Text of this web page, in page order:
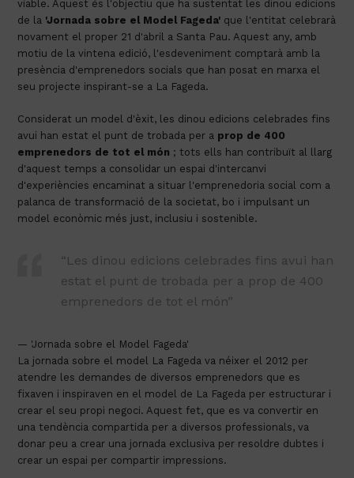
viable. Aquest és l'objectiu que ha sustentat les dinou edicions
de la 'Jornada sobre el Model Fageda' que l'entitat celebrarà
novament el proper 21 d'abril a Santa Pau. Aquest any, amb
motiu de la vintena edició, l'esdeveniment comptarà amb la
presència d'emprenedors socials que han posat en marxa el
seu projecte inspirant-se a La Fageda.
Considerat un model d'èxit, les dinou edicions celebrades fins
avui han estat el punt de trobada per a prop de 400
emprenedors de tot el món ; tots ells han contribuït al llarg
d'aquest temps a consolidar un espai d'intercanvi
d'experiències encaminat a situar l'emprenedoria social com a
palanca de transformació de la societat, bo i impulsant un
model econòmic més just, inclusiu i sostenible.
“Les dinou edicions celebrades fins avui han
estat el punt de trobada per a prop de 400
emprenedors de tot el món”
— 'Jornada sobre el Model Fageda'
La jornada sobre el model La Fageda va néixer el 2012 per
atendre les demandes de diversos emprenedors que es
fixaven i inspiraven en el model de La Fageda per estructurar i
crear el seu propi negoci. Aquest fet, que es va convertir en
una tendència compartida per a diversos professionals, va
donar peu a crear una jornada exclusiva per resoldre dubtes i
crear un espai per compartir impressions.